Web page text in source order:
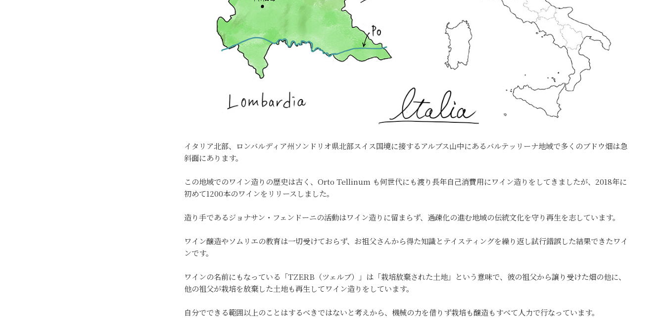
イタリア北部、ロンバルディア州ソンドリオ県北部スイス国境に接するアルブス山中にあるバルテッリーナ地域で多くのブドウ畑は急
斜面にあります。
この地域でのワイン造りの歴史は古く、Orto Tellinum も何世代にも渡り長年自己消費用にワイン造りをしてきましたが、2018年に
初めて1200本のワインをリリースしました。
造り手であるジョナサン・フェンドーニの活動はワイン造りに留まらず、過疎化の進む地域の伝統文化を守り再生を志しています。
ワイン醸造やソムリエの教育は一切受けておらず、お祖父さんから得た知識とテイスティングを繰り返し試行錯誤した結果できたワイ
ンです。
ワインの名前にもなっている「TZERB（ツェルブ）」は「栽培放棄された土地」という意味で、彼の祖父から譲り受けた畑の他に、
他の祖父が栽培を放棄した土地も再生してワイン造りをしています。
自分でできる範囲以上のことはするべきではないと考えから、機械の力を借りず栽培も醸造もすべて人力で行なっています。